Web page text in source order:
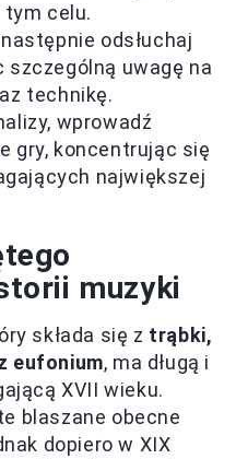
celu.
odsłuchaj
szczególną uwagę na
technikę.
wprowadź
gry, koncentrując się
największej
muzyki
składa się z trąbki,
eufonium, ma długą i
XVII wieku.
blaszane obecne
dopiero w XIX